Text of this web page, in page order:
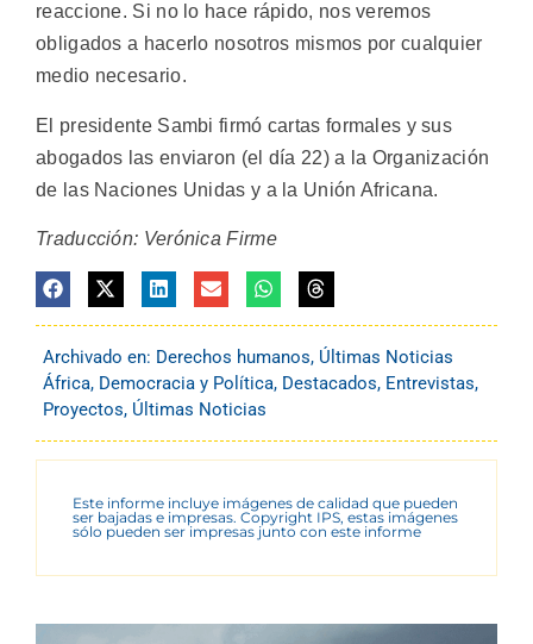
reaccione. Si no lo hace rápido, nos veremos
obligados a hacerlo nosotros mismos por cualquier
medio necesario.
El presidente Sambi firmó cartas formales y sus
abogados las enviaron (el día 22) a la Organización
de las Naciones Unidas y a la Unión Africana.
Traducción: Verónica Firme
Archivado en: Derechos humanos, Últimas Noticias
África, Democracia y Política, Destacados, Entrevistas,
Proyectos, Últimas Noticias
Este informe incluye imágenes de calidad que pueden
ser bajadas e impresas. Copyright IPS, estas imágenes
sólo pueden ser impresas junto con este informe